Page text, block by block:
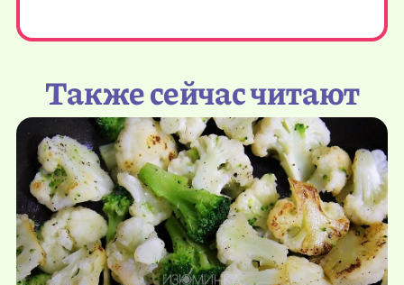
Также сейчас читают